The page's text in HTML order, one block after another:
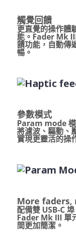
觸覺回饋
更直覺的操作體
能。Fader Mk
饋功能，自動傳
暢。
參數模式
Param mode
將濾波、驅動、
實現更靈活的操
More faders,
配備雙 USB-C
Fader Mk III 單
間更加簡潔。